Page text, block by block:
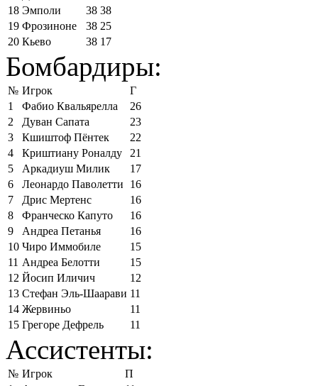
18 Эмполи 38 38
19 Фрозиноне 38 25
20 Кьево 38 17
Бомбардиры:
№ Игрок
Г
1
Фабио Квальярелла
26
2
Дуван Сапата
23
3
Кшиштоф Пёнтек
22
4
Криштиану Роналду
21
5
Аркадиуш Милик
17
6
Леонардо Паволетти
16
7
Дрис Мертенс
16
8
Франческо Капуто
16
9
Андреа Петанья
16
10 Чиро Иммобиле
15
11 Андреа Белотти
15
12 Йосип Иличич
12
13 Стефан Эль-Шаарави 11
14 Жервиньо
11
15 Грегоре Дефрель 11
Ассистенты:
№ Игрок
П